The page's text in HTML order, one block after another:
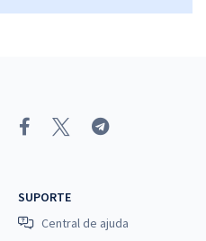
SUPORTE
Central de ajuda